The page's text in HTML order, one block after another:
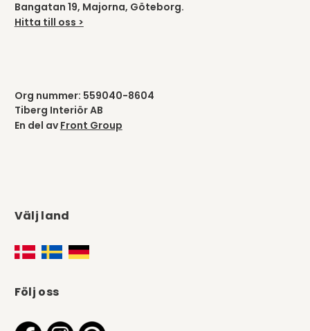
Bangatan 19, Majorna, Göteborg.
Hitta till oss >
Org nummer: 559040-8604
Tiberg Interiör AB
En del av Front Group
Välj land
Följ oss